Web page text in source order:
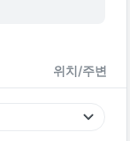
위치/주변